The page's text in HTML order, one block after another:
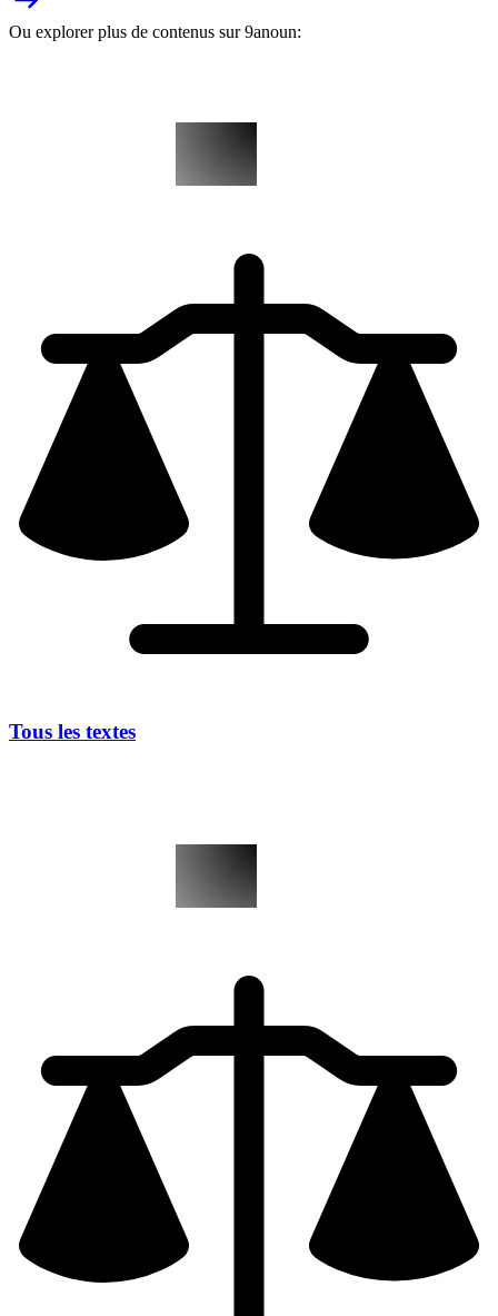
Ou explorer plus de contenus sur 9anoun:
Tous les textes